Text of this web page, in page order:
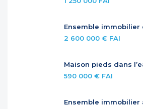
2 600 000 € FAI
590 000 € FAI